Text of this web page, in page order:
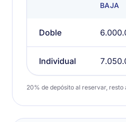
BAJA
Doble
Individual
20% de depósito al reservar, resto